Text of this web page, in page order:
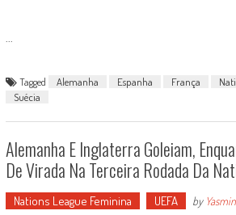
...
Tagged Alemanha Espanha França
Suécia
Alemanha E Inglaterra Goleiam,
De Virada Na Terceira Rodada Da
Nations League Feminina UEFA by